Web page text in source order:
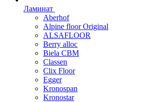
Ламинат
Aberhof
Alpine floor Original
ALSAFLOOR
Berry alloc
Biela CBM
Classen
Clix Floor
Egger
Kronospan
Kronostar